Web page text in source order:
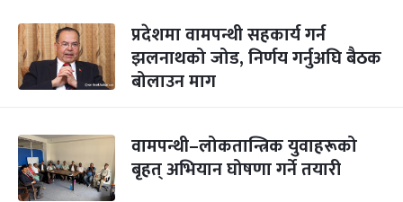
प्रदेशमा वामपन्थी सहकार्य गर्न
झलनाथको जोड, निर्णय गर्नुअघि बैठक
बोलाउन माग
वामपन्थी–लोकतान्त्रिक युवाहरूको
बृहत् अभियान घोषणा गर्ने तयारी